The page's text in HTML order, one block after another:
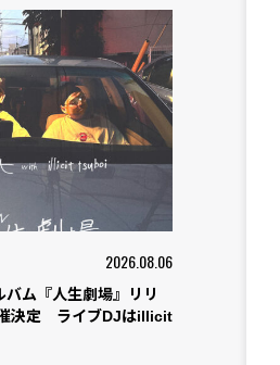
2026.08.06
ム『人生劇場』リリ
決定 ライブDJはillicit